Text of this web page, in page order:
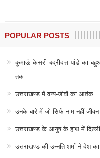
POPULAR POSTS
कुमाऊं केसरी बद्रीदत्त पांडे का
तक
उत्तराखण्ड में वन्य-जीवों का आतंक
उनके बारे में जो सिर्फ नाम नहीं
उत्तराखण्ड के आयुष के हाथ में
उत्तराखण्ड की उन्नति शर्मा ने देश